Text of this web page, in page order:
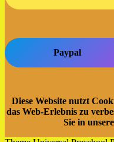
Paypal
Diese Website nutzt
das Web-Erlebnis zu
Sie in